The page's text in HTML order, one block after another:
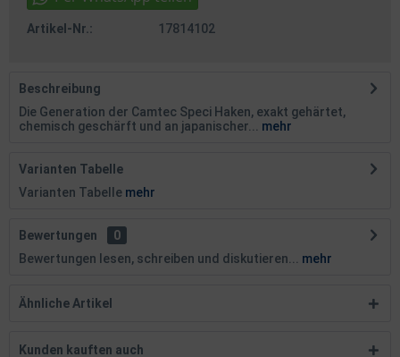
Artikel-Nr.: 17814102
Beschreibung
Die Generation der Camtec Speci Haken, exakt gehärtet,
chemisch geschärft und an japanischer...
mehr
Varianten Tabelle
Varianten Tabelle mehr
Bewertungen
0
Bewertungen lesen, schreiben und diskutieren...
mehr
Ähnliche Artikel
Kunden kauften auch